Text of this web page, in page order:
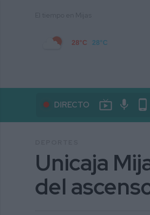
28°C 28°C
DIRECTO live_tv mic phone_android
Unicaja
del